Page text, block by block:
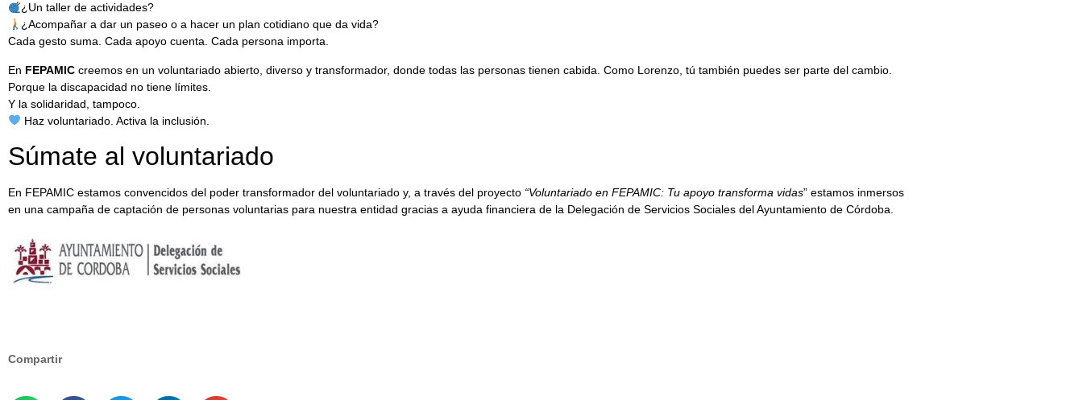
¿Un taller de actividades?
¿Acompañar a dar un paseo o a hacer un plan cotidiano que da vida?
Cada gesto suma. Cada apoyo cuenta. Cada persona importa.
En FEPAMIC creemos en un voluntariado abierto, diverso y transformador, donde todas las personas tienen cabida. Como Lorenzo, tú también puedes ser parte del cambio.
Porque la discapacidad no tiene límites.
Y la solidaridad, tampoco.
Haz voluntariado. Activa la inclusión.
Súmate al voluntariado
En FEPAMIC estamos convencidos del poder transformador del voluntariado y, a través del proyecto “Voluntariado en FEPAMIC: Tu apoyo transforma vidas” estamos inmersos
en una campaña de captación de personas voluntarias para nuestra entidad gracias a ayuda financiera de la Delegación de Servicios Sociales del Ayuntamiento de Córdoba.
Compartir